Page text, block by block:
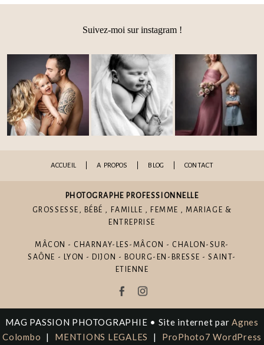
Suivez-moi sur instagram !
ACCUEIL A PROPOS BLOG CONTACT
PHOTOGRAPHE PROFESSIONNELLE
GROSSESSE , BÉBÉ , FAMILLE , FEMME ,MARIAGE &
ENTREPRISE
MÂCON - CHARNAY-LES-MÂCON - CHALON-SUR-
SAÔNE - LYON - DIJON - BOURG-EN-BRESSE - SAINT-
ETIENNE
MAG PASSION PHOTOGRAPHIE • Site internet par Agnes
Colombo
| MENTIONS LEGALES | ProPhoto7 WordPress